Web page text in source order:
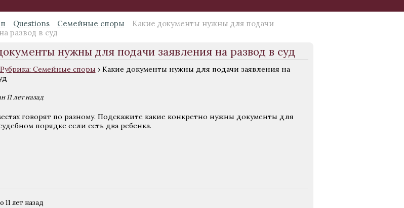
Questions Семейные споры
Какие документы нужны для подачи
развод в суд
нужны для подачи заявления на развод в суд
Рубрика: Семейные споры › Какие документы нужны для подачи заявления на
11 лет назад
говорят по разному. Подскажите какие конкретно нужны документы для
порядке если есть два ребенка.
11 лет назад